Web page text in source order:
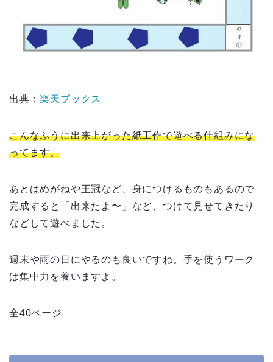
出典：楽天ブックス
こんなふうに出来上がった紙工作で遊べる仕組みにな
ってます。
あとはめがねや王冠など、身につけるものもあるので
完成すると「出来たよ〜」など、つけて見せてきたり
などして遊べました。
週末や雨の日にやるのも良いですね。手を使うワーク
は集中力を養いますよ。
全40ページ